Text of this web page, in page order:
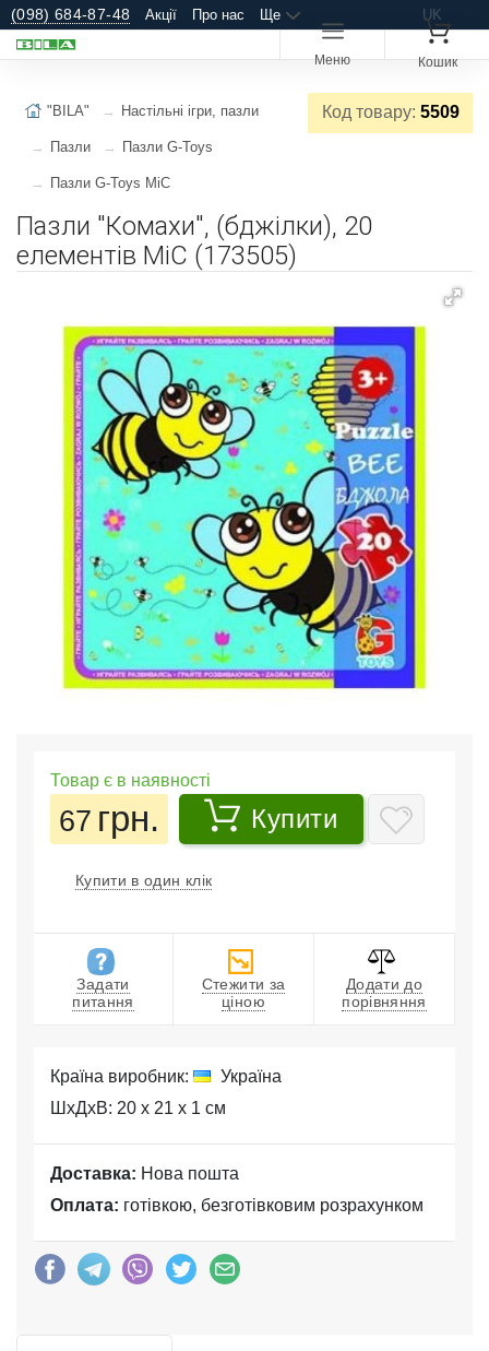
(098) 684-87-48 Акції Про нас Ще UK
Меню Кошик
Код товару: 5509
"BILA" Настільні ігри, пазли
Пазли Пазли G-Toys
Пазли G-Toys MiC
Пазли "Комахи", (бджілки), 20
елементів MiC (173505)
Товар є в наявності
67 грн. Купити
Купити в один клік
Задати
питання
Стежити за
ціною
Додати до
порівняння
Країна виробник:
Україна
ШхДхВ: 20 x 21 x 1 см
Доставка: Нова пошта
Оплата: готівкою, безготівковим розрахунком